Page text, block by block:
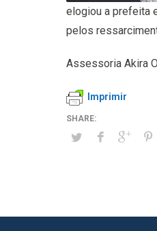
elogiou a prefeita
pelos
Assessoria Akira
Imprimir